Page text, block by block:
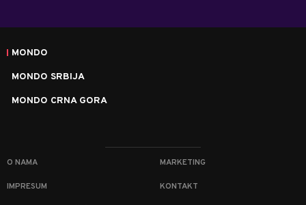
MONDO
MONDO SRBIJA
MONDO CRNA GORA
O NAMA MARKETING
IMPRESUM KONTAKT